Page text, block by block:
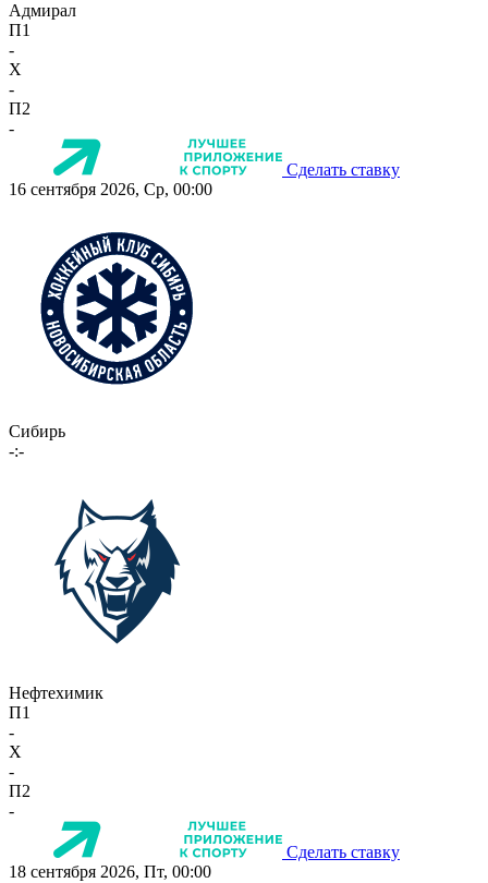
Адмирал
П1
-
X
-
П2
-
Сделать ставку
16 сентября 2026, Ср, 00:00
Сибирь
-:-
Нефтехимик
П1
-
X
-
П2
-
Сделать ставку
18 сентября 2026, Пт, 00:00